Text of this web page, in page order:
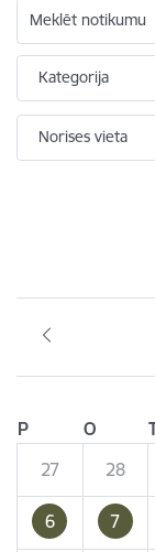
Meklēt notikumu
Kategorija
Norises vieta
P O
27
28
6 7